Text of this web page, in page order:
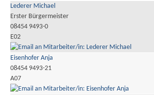
Lederer Michael
Erster Bürgermeister
08454 9493-0
E02
Eisenhofer Anja
08454 9493-21
A07